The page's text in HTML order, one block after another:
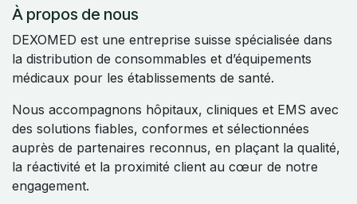
À propos de nous
DEXOMED est une entreprise suisse spécialisée dans
la distribution de consommables et d’équipements
médicaux pour les établissements de santé.
Nous accompagnons hôpitaux, cliniques et EMS avec
des solutions fiables, conformes et sélectionnées
auprès de partenaires reconnus, en plaçant la qualité,
la réactivité et la proximité client au cœur de notre
engagement.